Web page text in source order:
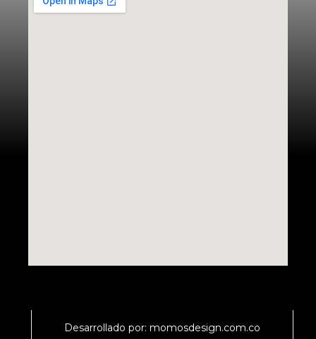
Desarrollado por: momosdesign.com.co